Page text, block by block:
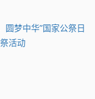
圆梦中华”国家公祭日
活动